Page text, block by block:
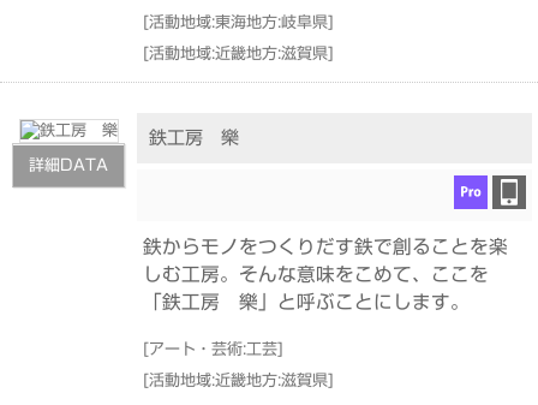
[活動地域:東海地方:岐阜県]
[活動地域:近畿地方:滋賀県]
詳細DATA
鉄工房 樂
鉄からモノをつくりだす鉄で創ることを楽
しむ工房。そんな意味をこめて、ここを
「鉄工房 樂」と呼ぶことにします。
[アート・芸術:工芸]
[活動地域:近畿地方:滋賀県]